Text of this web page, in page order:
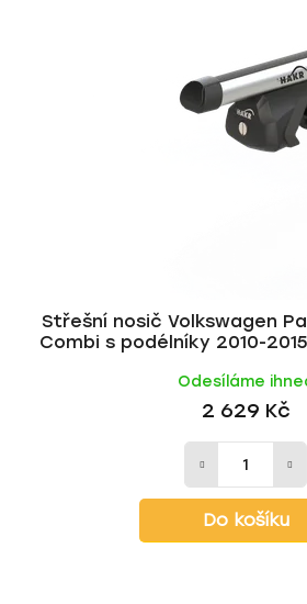
Střešní nosič Volkswagen
Combi s podélníky 2010-
Odesíláme
2 629 Kč
Do košíku